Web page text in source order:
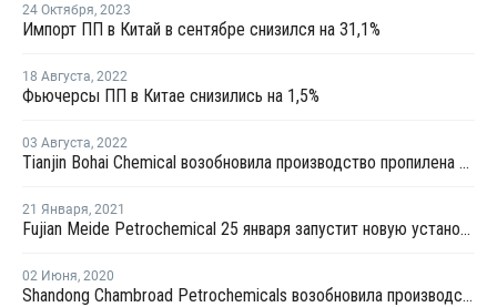
24 Октября, 2023
Импорт ПП в Китай в сентябре снизился на 31,1%
18 Августа, 2022
Фьючерсы ПП в Китае снизились на 1,5%
03 Августа, 2022
Tianjin Bohai Chemical возобновила производство пропилена на установке дегидрирования пропана в Таньзине
21 Января, 2021
Fujian Meide Petrochemical 25 января запустит новую установку дегидрирования пропана в Китае
02 Июня, 2020
Shandong Chambroad Petrochemicals возобновила производство пропилена в Биньчжоу